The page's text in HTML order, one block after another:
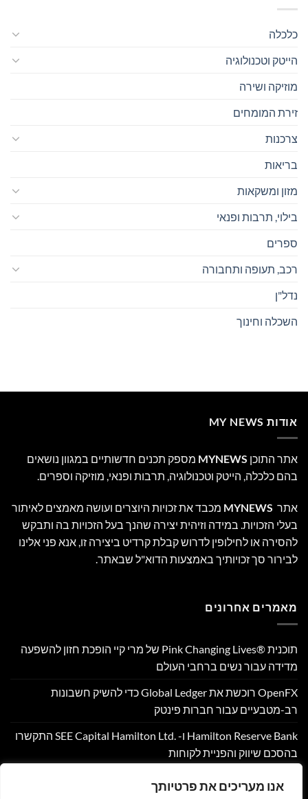
אנו מעריכים את פרטיותך
כלכלה
הייטק וטכנולוגיה
מוזיקה ושירה
זירת המומחים
צרכנות
בריאות
מזון ומשקאות
בילוי, תרבות ופנאי
ספרים
רכב, תעופה ותחבורה
נדל"ן
השכלה וחינוך
אודות MY NEWS
אתר התוכן MYNEWS מספק תכנים חדשותיים במגוון נושאים
בהם כלכלה, הייטק וטכנולוגיה, תרבות ופנאי, מוזיקה וספרים.
אתר MYNEWS מכבד את זכויות היוצרים ועושה מאמצים לאיתור
בעלי הזכויות. במידה וזיהית יצירה שהנך בעל הזכויות בה ותבקש
להסירה או לחילופין לדרוש קבלת קרדיט ביצירה זו, אנא פני אלינו
לבירור סך זכויותיך באמצעות הדוא"ל שבאתר.
מאמרים אחרונים
תוכנית Pink Changing Lives®‎ של מרי קיי הופכת חזון להשפעה
מדידה עבור נשים ברחבי העולם
OpenFX רוכשת את Global Ledger כדי להשיק חשבונות
רב-מטבעיים עבור חברות פינטק
Hamilton Reserve Bank ו- SEE Capital Hamilton Ltd.‎ התקשרו
בהסכם שיווק והפניית לקוחות